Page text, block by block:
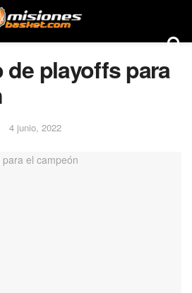
de playoffs para
4 junio, 2022